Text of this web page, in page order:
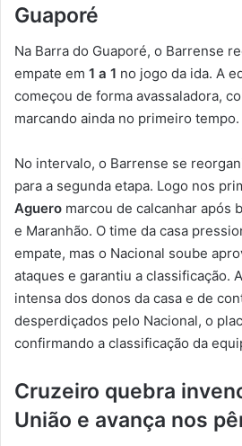
Guaporé
Na Barra do Guaporé, o Barrense
empate em 1 a 1 no jogo da ida. A
começou de forma avassaladora,
marcando ainda no primeiro tempo.
No intervalo, o Barrense se
para a segunda etapa. Logo nos
Aguero marcou de calcanhar após
e Maranhão. O time da casa
empate, mas o Nacional soube
ataques e garantiu a classificação.
intensa dos donos da casa e de
desperdiçados pelo Nacional, o
confirmando a classificação da
Cruzeiro quebra
União e avança nos